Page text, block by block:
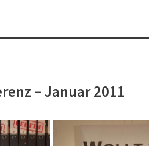
– Januar 2011